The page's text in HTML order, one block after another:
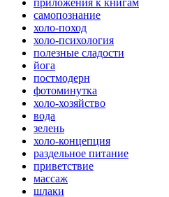
самопознание
холо-поход
холо-психология
полезные сладости
йога
постмодерн
фотоминутка
холо-хозяйство
вода
зелень
холо-концепция
раздельное питание
приветствие
массаж
шлаки